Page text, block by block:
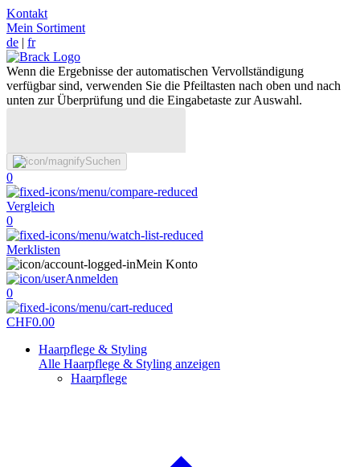
Kontakt
Mein Sortiment
de | fr
Wenn die Ergebnisse der automatischen Vervollständigung
verfügbar sind, verwenden Sie die Pfeiltasten nach oben und nach
unten zur Überprüfung und die Eingabetaste zur Auswahl.
Suchen
0
Vergleich
0
Merklisten
Mein Konto
Anmelden
0
CHF0.00
Haarpflege & Styling
Alle Haarpflege & Styling anzeigen
Haarpflege